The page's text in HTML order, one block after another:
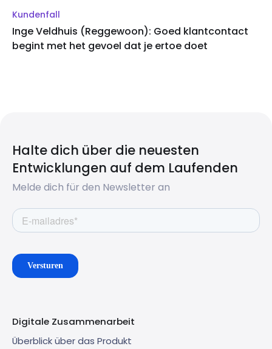
Kundenfall
Inge Veldhuis (Reggewoon): Goed klantcontact
begint met het gevoel dat je ertoe doet
Halte dich über die neuesten
Entwicklungen auf dem Laufenden
Melde dich für den Newsletter an
Digitale Zusammenarbeit
Überblick über das Produkt